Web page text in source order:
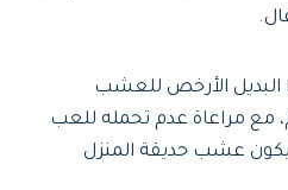
البديل الأرخص للعشب
مع مراعاة عدم تحمله للعب
عشب حديقة المنزل